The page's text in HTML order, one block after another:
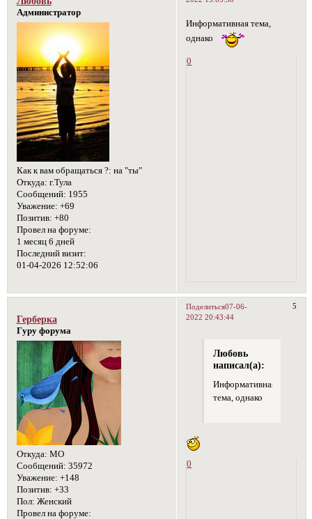
Администратор
Как к вам обращаться ?: на "ты"
Откуда: г.Тула
Сообщений: 1955
Уважение: +69
Позитив: +80
Провел на форуме:
1 месяц 6 дней
Последний визит:
01-04-2026 12:52:06
Информативная тема,
однако
0
Поделиться 5
07-06-
2022 20:43:44
Герберка
Гуру форума
Откуда: МО
Сообщений: 35972
Уважение: +148
Позитив: +33
Пол: Женский
Провел на форуме:
Любовь
написал(а):
Информативная
тема, однако
0